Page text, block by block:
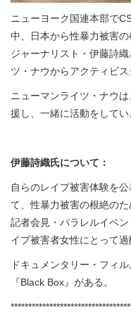
ニューヨーク国連本部で
中、日本から性暴力被害
ジャーナリスト・伊藤詩
ツ・ナウからアクティビス
ニューマンライツ・ナウ
援し、一緒に活動をしてい
伊藤詩織氏について：
自らのレイプ被害体験を
て、性暴力被害の根絶の
記者会見・パラレルイベ
イプ被害者女性にとって
ドキュメンタリー・フィ
『Black Box』がある。